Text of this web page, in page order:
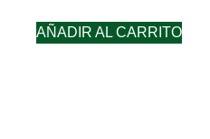
AÑADIR AL CARRITO